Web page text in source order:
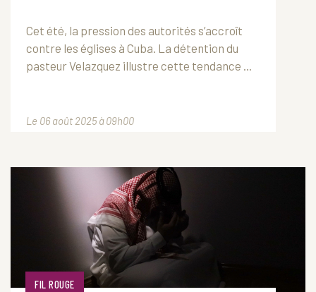
Cet été, la pression des autorités s’accroît
contre les églises à Cuba. La détention du
pasteur Velazquez illustre cette tendance ...
Le 06 août 2025 à 09h00
FIL ROUGE